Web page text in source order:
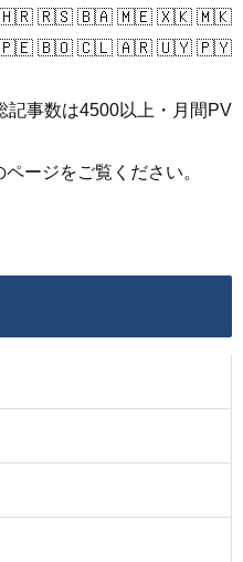
🇷🇸 🇧🇦 🇲🇪 🇽🇰 🇲🇰
🇧🇴 🇨🇱 🇦🇷 🇺🇾 🇵🇾
記事数は4500以上・月間PV
ージをご覧ください。